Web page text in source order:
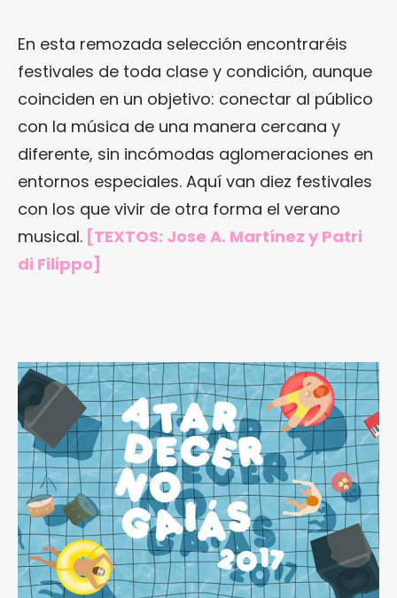
En esta remozada selección encontraréis
festivales de toda clase y condición, aunque
coinciden en un objetivo: conectar al público
con la música de una manera cercana y
diferente, sin incómodas aglomeraciones en
entornos especiales. Aquí van diez festivales
con los que vivir de otra forma el verano
musical. [TEXTOS: Jose A. Martínez y Patri
di Filippo]